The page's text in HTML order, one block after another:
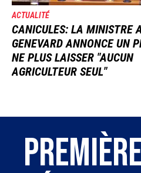
ACTUALITÉ
CANICULES: LA MINISTRE
GENEVARD ANNONCE UN
NE PLUS LAISSER "AUCUN
AGRICULTEUR SEUL"
PREMIÈRE